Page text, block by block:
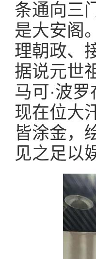
条通向三
是大安阁
理朝政、
据说元世
马可·波
现在位大
皆涂金，
见之足以